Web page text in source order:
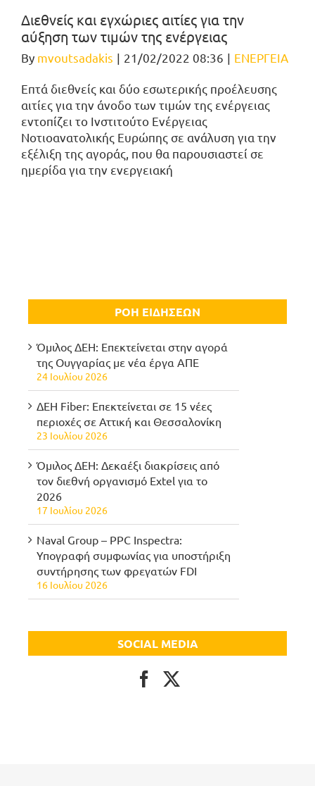
Διεθνείς και εγχώριες αιτίες για την
αύξηση των τιμών της ενέργειας
By mvoutsadakis | 21/02/2022 08:36 | ΕΝΕΡΓΕΙΑ
Επτά διεθνείς και δύο εσωτερικής προέλευσης
αιτίες για την άνοδο των τιμών της ενέργειας
εντοπίζει το Ινστιτούτο Ενέργειας
Νοτιοανατολικής Ευρώπης σε ανάλυση για την
εξέλιξη της αγοράς, που θα παρουσιαστεί σε
ημερίδα για την ενεργειακή
ΡΟΗ ΕΙΔΗΣΕΩΝ
Όμιλος ΔΕΗ: Επεκτείνεται στην αγορά
της Ουγγαρίας με νέα έργα ΑΠΕ
24 Ιουλίου 2026
ΔΕΗ Fiber: Επεκτείνεται σε 15 νέες
περιοχές σε Αττική και Θεσσαλονίκη
23 Ιουλίου 2026
Όμιλος ΔΕΗ: Δεκαέξι διακρίσεις από
τον διεθνή οργανισμό Extel για το
2026
17 Ιουλίου 2026
Naval Group – PPC Inspectra:
Υπογραφή συμφωνίας για υποστήριξη
συντήρησης των φρεγατών FDI
16 Ιουλίου 2026
SOCIAL MEDIA